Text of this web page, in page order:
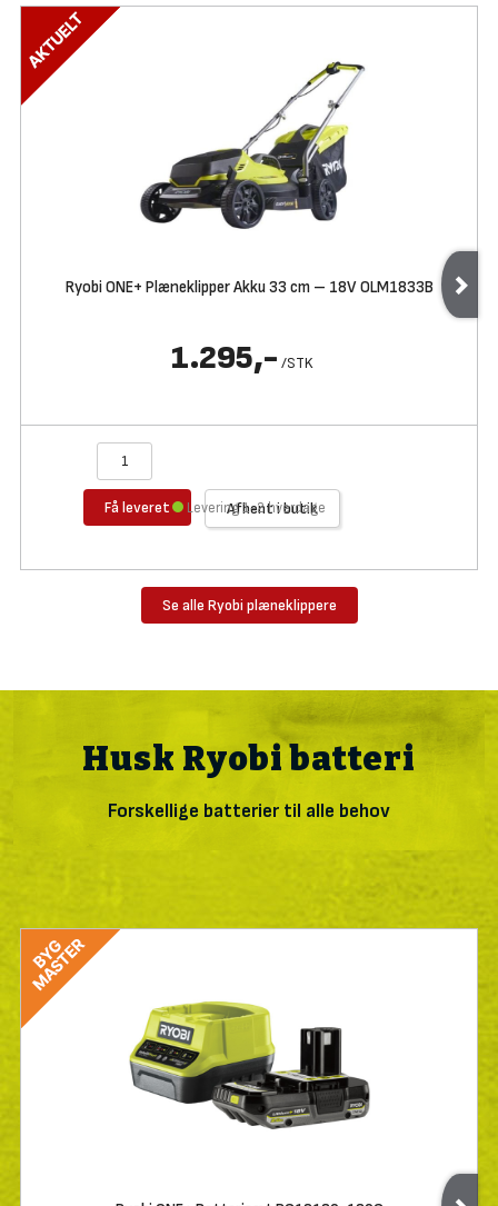
Ryobi ONE+ Plæneklipper Akku 33 cm – 18V OLM1833B
1.295,- /STK
Få leveret Afhent i butik
Levering 1-2 hverdage
Se alle Ryobi plæneklippere
Husk Ryobi batteri
Forskellige batterier til alle behov